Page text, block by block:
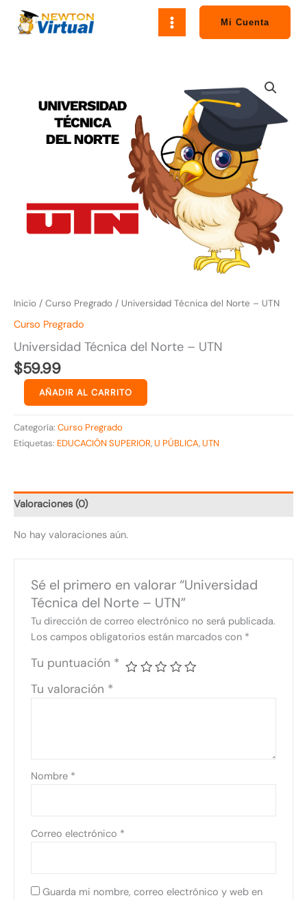
contenido
Mi Cuenta
Inicio / Curso Pregrado / Universidad Técnica del Norte – UTN
Curso Pregrado
Universidad Técnica del Norte – UTN
$59.99
AÑADIR AL CARRITO
Categoría: Curso Pregrado
Etiquetas: EDUCACIÓN SUPERIOR,U PÚBLICA,UTN
Valoraciones (0)
No hay valoraciones aún.
Sé el primero en valorar “Universidad
Técnica del Norte – UTN”
Tu dirección de correo electrónico no será publicada.
Los campos obligatorios están marcados con *
Tu puntuación *
Tu valoración *
Nombre *
Correo electrónico *
Guarda mi nombre, correo electrónico y web en